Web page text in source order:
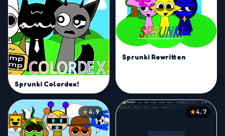
Sprunki Colordex!
Sprunki Rewritten
4.9 4.7